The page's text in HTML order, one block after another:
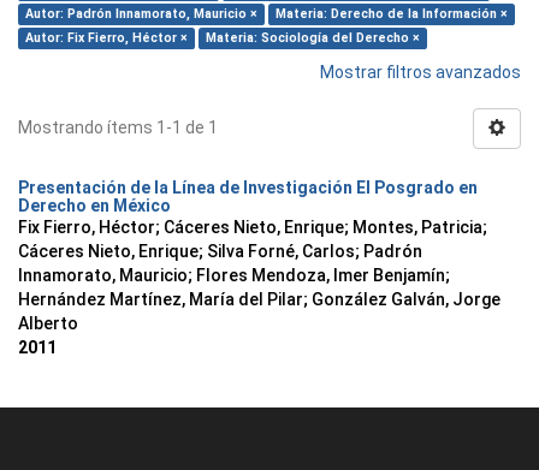
Autor: Padrón Innamorato, Mauricio ×
Materia: Derecho de la Información ×
Autor: Fix Fierro, Héctor ×
Materia: Sociología del Derecho ×
Mostrar filtros avanzados
Mostrando ítems 1-1 de 1
Presentación de la Línea de Investigación El Posgrado en
Derecho en México
Fix Fierro, Héctor; Cáceres Nieto, Enrique; Montes, Patricia;
Cáceres Nieto, Enrique; Silva Forné, Carlos; Padrón
Innamorato, Mauricio; Flores Mendoza, Imer Benjamín;
Hernández Martínez, María del Pilar; González Galván, Jorge
Alberto
2011